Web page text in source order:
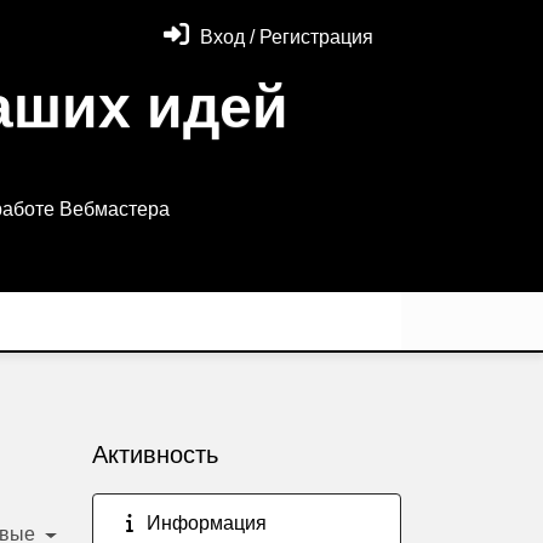
Вход / Регистрация
идей
Вебмастера
Активность
Информация